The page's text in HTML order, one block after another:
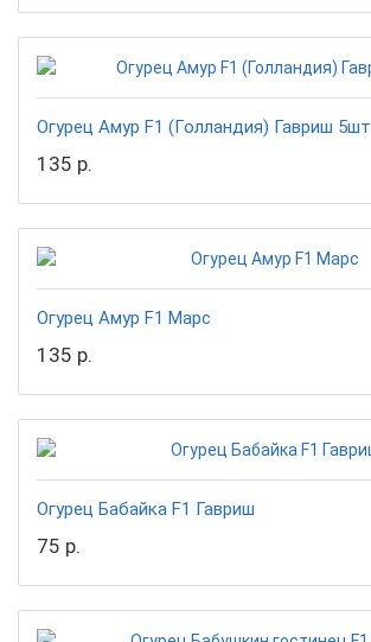
Огурец Амур F1 (Голландия) Гавриш 5шт
135 р.
Огурец Амур F1 Марс
135 р.
Огурец Бабайка F1 Гавриш
75 р.